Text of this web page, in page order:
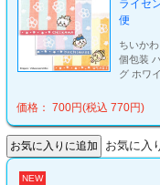
ライセ
便
ちいか
個包装
グ ホワ
価格： 700円(税込 770円)
お気に入
NEW